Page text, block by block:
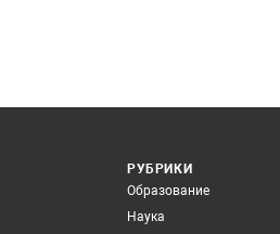
РУБРИКИ
Образование
Наука